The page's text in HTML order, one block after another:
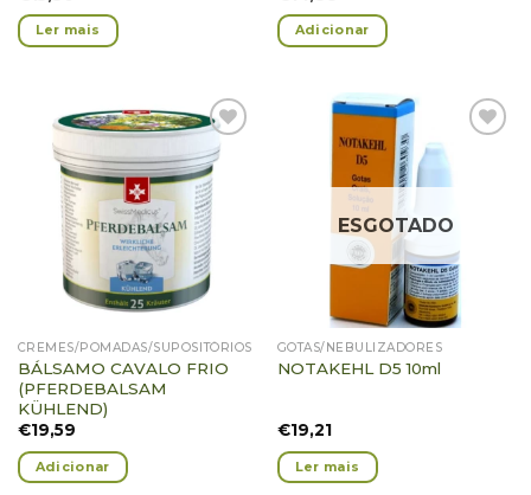
Ler mais Adicionar
Adicionar
Favoritos
CREMES/POMADAS/SUPOSITÓRIOS
BÁLSAMO CAVALO FRIO
(PFERDEBALSAM
KÜHLEND)
€19,59
Adicionar
Favoritos
ESGOTADO
GOTAS/NEBULIZADORES
NOTAKEHL D5 10ml
€19,21
Ler mais